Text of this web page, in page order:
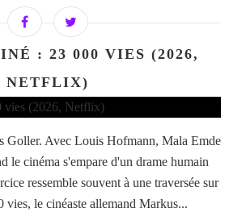
: 23 000 VIES (2026,
NETFLIX)
Goller. Avec Louis Hofmann, Mala Emde
le cinéma s'empare d'un drame humain
ressemble souvent à une traversée sur
le cinéaste allemand Markus...